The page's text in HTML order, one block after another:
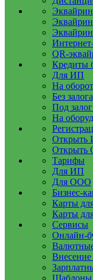
QR-
Кредиты
Для ИП
На оборот
Без залога
Под
На
Открыть
Тарифы
Для ИП
Для ООО
Бизнес-
Карты
Карты
Сервисы
Онлайн-
Шаблоны